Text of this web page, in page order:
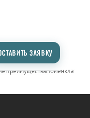
ЗАЯВКУ
ПреимуществаНоменклатура